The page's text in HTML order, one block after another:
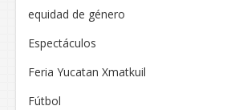
equidad de género
Espectáculos
Feria Yucatan Xmatkuil
Fútbol